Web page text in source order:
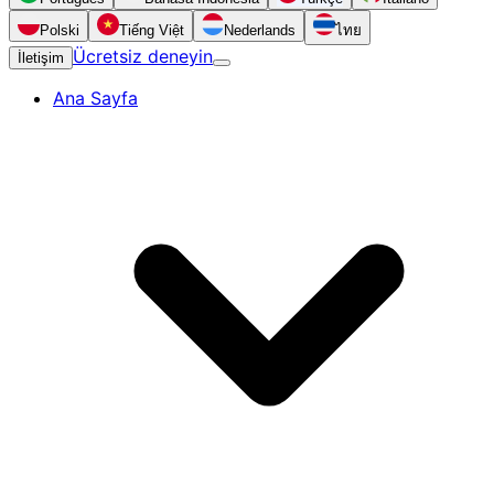
Polski
Tiếng Việt Nederlands
ไทย
İletişim
Ücretsiz deneyin
Ana Sayfa